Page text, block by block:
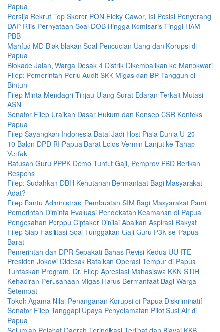
Papua
Persija Rekrut Top Skorer PON Ricky Cawor, Isi Posisi Penyerang
DAP Rilis Pernyataan Soal DOB Hingga Komisaris Tinggi HAM
PBB
Mahfud MD Blak-blakan Soal Pencucian Uang dan Korupsi di
Papua
Blokade Jalan, Warga Desak 4 Distrik Dikembalikan ke Manokwari
Filep: Pemerintah Perlu Audit SKK Migas dan BP Tangguh di
Bintuni
Filep Minta Mendagri Tinjau Ulang Surat Edaran Terkait Mutasi
ASN
Senator Filep Uraikan Dasar Hukum dan Konsep CSR Konteks
Papua
Filep Sayangkan Indonesia Batal Jadi Host Piala Dunia U-20
10 Balon DPD RI Papua Barat Lolos Vermin Lanjut ke Tahap
Verfak
Ratusan Guru PPPK Demo Tuntut Gaji, Pemprov PBD Berikan
Respons
Filep: Sudahkah DBH Kehutanan Bermanfaat Bagi Masyarakat
Adat?
Filep Bantu Administrasi Pembuatan SIM Bagi Masyarakat Pami
Pemerintah Diminta Evaluasi Pendekatan Keamanan di Papua
Pengesahan Perppu Ciptaker Dinilai Abaikan Aspirasi Rakyat
Filep Siap Fasilitasi Soal Tunggakan Gaji Guru P3K se-Papua
Barat
Pemerintah dan DPR Sepakati Bahas Revisi Kedua UU ITE
Presiden Jokowi Didesak Batalkan Operasi Tempur di Papua
Tuntaskan Program, Dr. Filep Apresiasi Mahasiswa KKN STIH
Kehadiran Perusahaan Migas Harus Bermanfaat Bagi Warga
Setempat
Tokoh Agama Nilai Penanganan Korupsi di Papua Diskriminatif
Senator Filep Tanggapi Upaya Penyelamatan Pilot Susi Air di
Papua
Sejumlah Pejabat Daerah Terindikasi Terlibat dan Biayai KKB